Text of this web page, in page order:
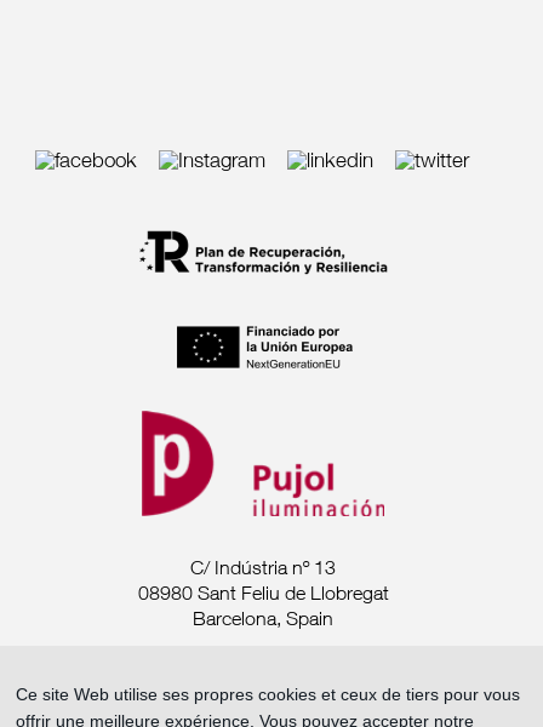
C/ Indústria nº 13
08980 Sant Feliu de Llobregat
Barcelona, Spain
Tel. +34 93 685 7880
Ce site Web utilise ses propres cookies et ceux de tiers pour vous
offrir une meilleure expérience. Vous pouvez accepter notre